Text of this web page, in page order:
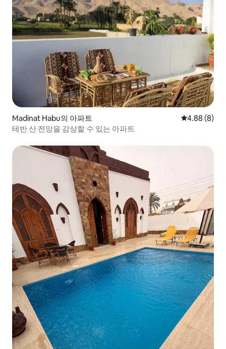
Madinat Habu의 아파트 평점 4.88점
4.88 (8)
테반 산 전망을 감상할 수 있는 아파트